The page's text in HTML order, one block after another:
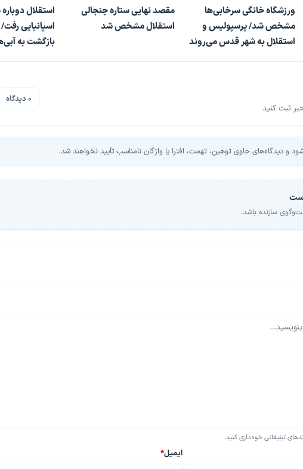
ورزشگاه خانگی سرخابی‌ها
مشخص شد/ پرسپولیس و
استقلال به شهر قدس می‌روند
مقصد نهایی ستاره جنجالی
استقلال مشخص شد
استقلال
اسپانیایی
بازگشت به
ثبت کنید
0 دیدگاه
و دیدگاه‌های حاوی توهین، تهمت، افترا یا واژگان نامناسب تأیید نخواهند شد.
سازنده باشد.
تبلیغاتی خودداری کنید.
ایمیل*